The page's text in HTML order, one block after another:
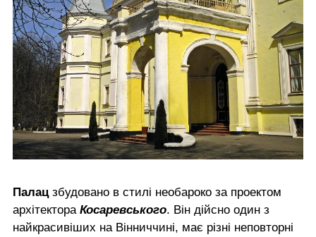
Палац збудовано в стилі необароко за проектом
архітектора Косаревського. Він дійсно один з
найкрасивіших на Вінниччині, має різні неповторні